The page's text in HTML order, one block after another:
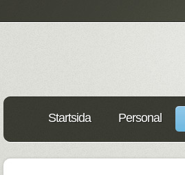
Startsida Personal